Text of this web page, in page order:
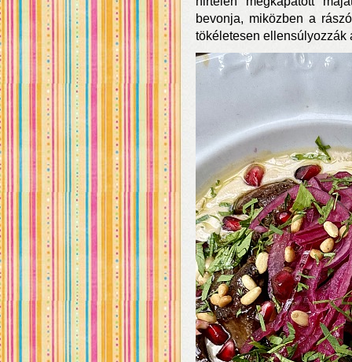
bevonja, miközben a
tökéletesen ellensúlyozzák